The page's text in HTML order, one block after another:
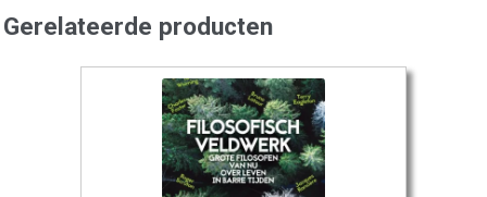
Gerelateerde producten